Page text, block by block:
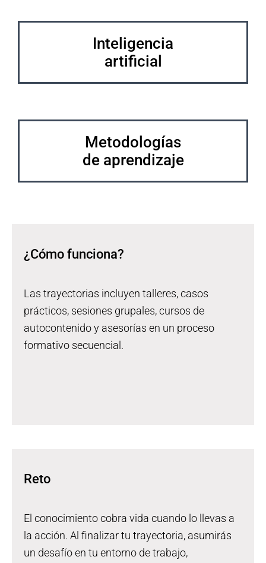
Inteligencia
artificial
Metodologías
de aprendizaje
¿Cómo funciona?
Las trayectorias incluyen talleres, casos
prácticos, sesiones grupales, cursos de
autocontenido y asesorías en un proceso
formativo secuencial.
Reto
El conocimiento cobra vida cuando lo llevas a
la acción. Al finalizar tu trayectoria, asumirás
un desafío en tu entorno de trabajo,